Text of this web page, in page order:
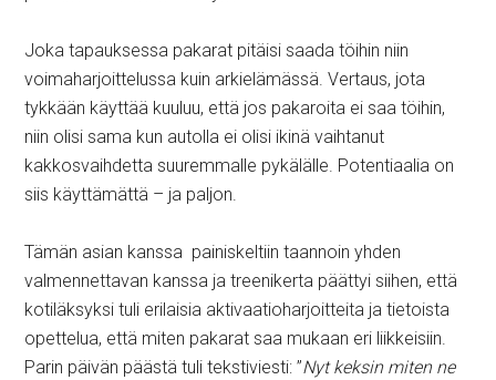
Joka tapauksessa pakarat pitäisi saada töihin niin
voimaharjoittelussa kuin arkielämässä. Vertaus, jota
tykkään käyttää kuuluu, että jos pakaroita ei saa töihin,
niin olisi sama kun autolla ei olisi ikinä vaihtanut
kakkosvaihdetta suuremmalle pykälälle. Potentiaalia on
siis käyttämättä – ja paljon.
Tämän asian kanssa painiskeltiin taannoin yhden
valmennettavan kanssa ja treenikerta päättyi siihen, että
kotiläksyksi tuli erilaisia aktivaatioharjoitteita ja tietoista
opettelua, että miten pakarat saa mukaan eri liikkeisiin.
Parin päivän päästä tuli tekstiviesti: ”Nyt keksin miten ne